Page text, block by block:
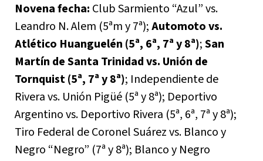
Novena fecha: Club Sarmiento “Azul” vs.
Leandro N. Alem (5ªm y 7ª);Automoto vs.
Atlético Huanguelén (5ª, 6ª, 7ª y 8ª);San
Martín de Santa Trinidad vs. Unión de
Tornquist (5ª, 7ª y 8ª); Independiente de
Rivera vs. Unión Pigüé (5ª y 8ª); Deportivo
Argentino vs. Deportivo Rivera (5ª, 6ª, 7ª y 8ª);
Tiro Federal de Coronel Suárez vs. Blanco y
Negro “Negro” (7ª y 8ª); Blanco y Negro